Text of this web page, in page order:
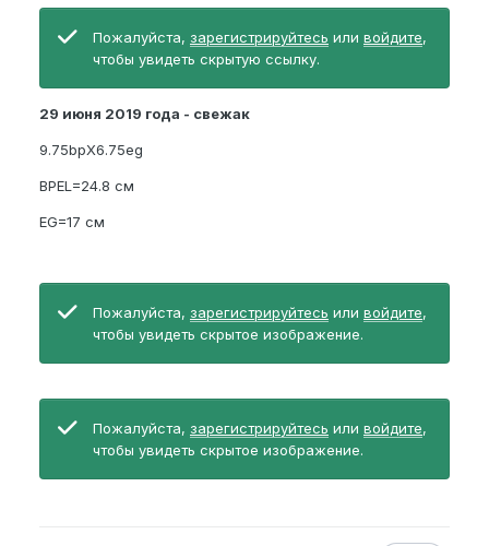
Пожалуйста, зарегистрируйтесь или войдите,
чтобы увидеть скрытую ссылку.
29 июня 2019 года - свежак
9.75bpX6.75eg
BPEL=24.8 см
EG=17 см
Пожалуйста, зарегистрируйтесь или войдите,
чтобы увидеть скрытое изображение.
Пожалуйста, зарегистрируйтесь или войдите,
чтобы увидеть скрытое изображение.